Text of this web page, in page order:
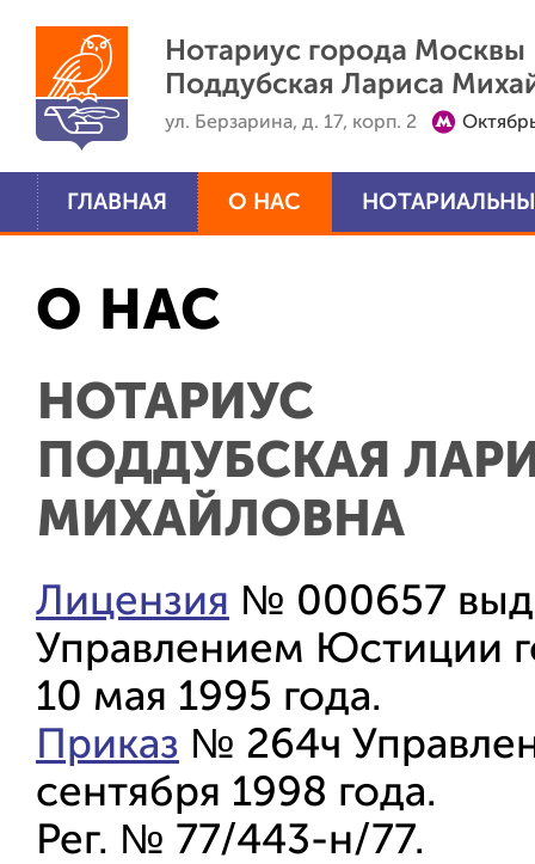
Нотариус города Москвы
Поддубская Лариса
ул. Берзарина, д. 17, корп. 2
ГЛАВНАЯ О НАС
О НАС
НОТАРИУС
ПОДДУБСКАЯ
МИХАЙЛОВНА
Лицензия № 000657
Управлением Юстиции
10 мая 1995 года.
Приказ № 264ч
сентября 1998 года.
Рег. № 77/443-н/77.